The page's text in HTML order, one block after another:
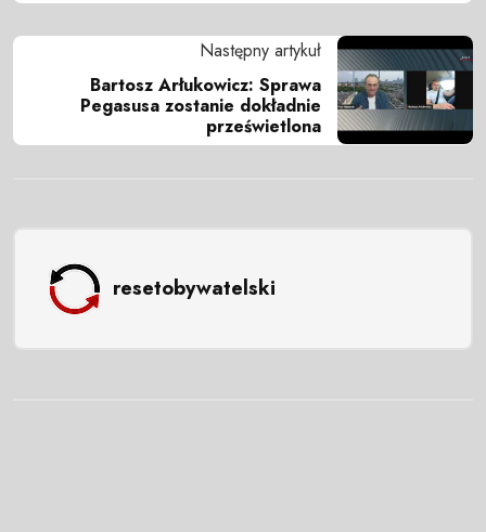
Następny artykuł
Bartosz Arłukowicz: Sprawa
Pegasusa zostanie dokładnie
prześwietlona
resetobywatelski